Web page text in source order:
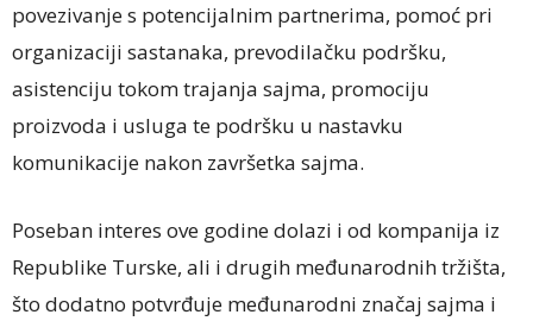
povezivanje s potencijalnim partnerima, pomoć pri
organizaciji sastanaka, prevodilačku podršku,
asistenciju tokom trajanja sajma, promociju
proizvoda i usluga te podršku u nastavku
komunikacije nakon završetka sajma.
Poseban interes ove godine dolazi i od kompanija iz
Republike Turske, ali i drugih međunarodnih tržišta,
što dodatno potvrđuje međunarodni značaj sajma i